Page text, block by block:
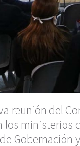
reunión del
ministerios